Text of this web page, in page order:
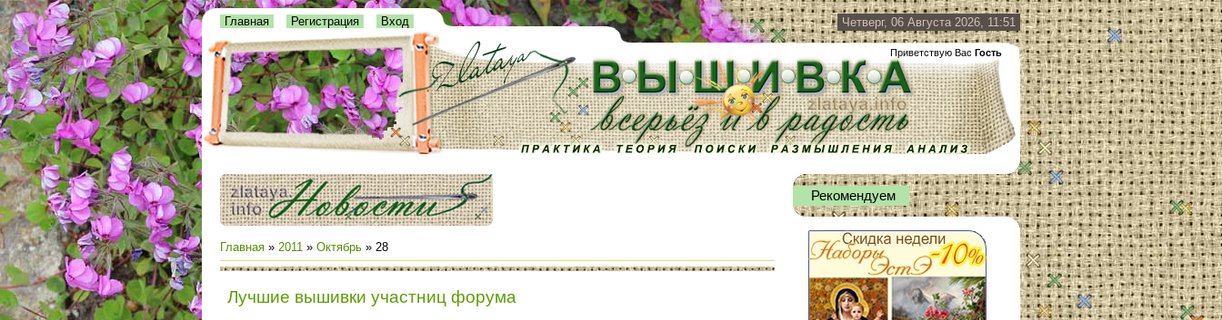
Четверг, 06 Августа 2026, 11:51
Приветствую Вас Гость
Главная Регистрация Вход
Главная » 2011 » Октябрь » 28
Лучшие вышивки участниц форума
Рекомендуем